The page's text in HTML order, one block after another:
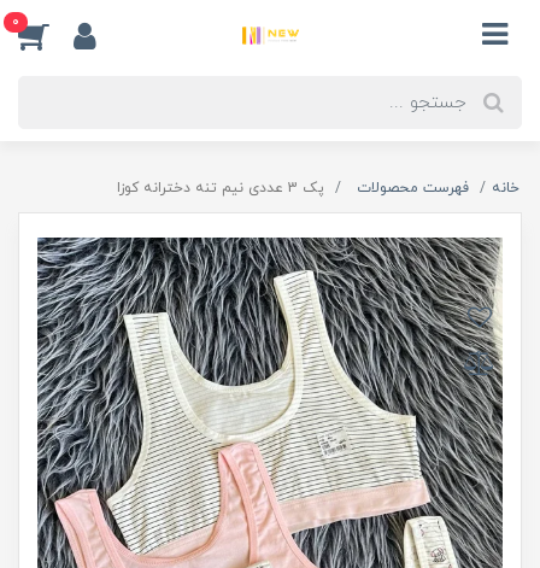
0
خانه فهرست محصولات پک 3 عددی نیم تنه دخترانه کوزا